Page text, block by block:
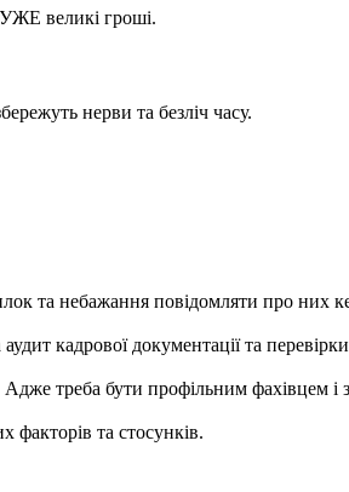
великі гроші.
нерви та безліч часу.
та небажання повідомляти про них
кадрової документації та
треба бути профільним фахівцем
факторів та стосунків.